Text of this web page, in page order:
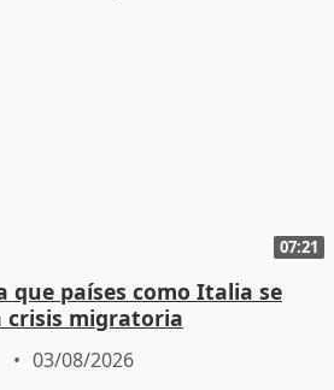
07:21
que países como Italia se
crisis migratoria
03/08/2026